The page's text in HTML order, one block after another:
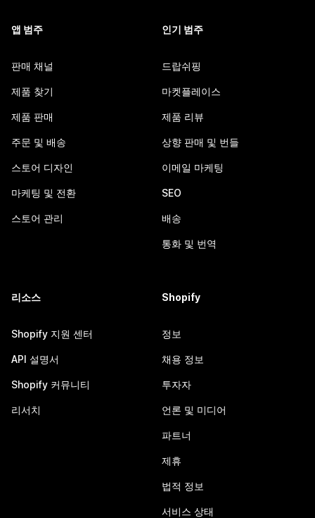
앱 범주
판매 채널
제품 찾기
제품 판매
주문 및 배송
스토어 디자인
마케팅 및 전환
스토어 관리
인기 범주
드랍쉬핑
마켓플레이스
제품 리뷰
상향 판매 및 번들
이메일 마케팅
SEO
배송
통화 및 번역
리소스
Shopify 지원 센터
API 설명서
Shopify 커뮤니티
리서치
Shopify
정보
채용 정보
투자자
언론 및 미디어
파트너
제휴
법적 정보
서비스 상태